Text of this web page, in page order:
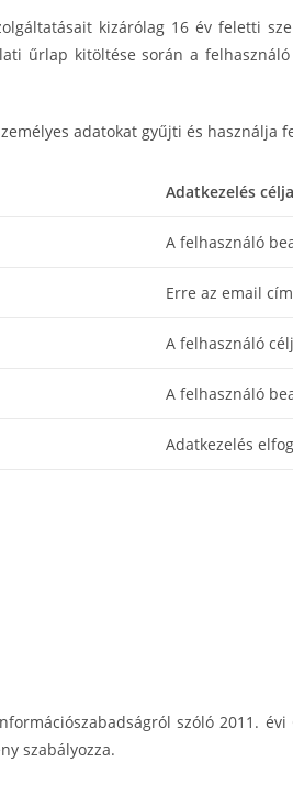
kizárólag 16 év feletti
űrlap kitöltése során a
adatokat gyűjti és
Adatkezelés célja
A felhasználó
Erre az email
A felhasználó
A felhasználó
Adatkezelés
szóló 2011.
szabályozza.